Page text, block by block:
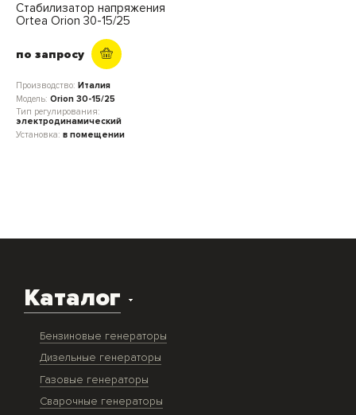
Стабилизатор напряжения
Ortea Orion 30-15/25
по запросу
Производство: Италия
Модель: Orion 30-15/25
Тип регулирования:
электродинамический
Установка: в помещении
Каталог
Бензиновые генераторы
Дизельные генераторы
Газовые генераторы
Сварочные генераторы